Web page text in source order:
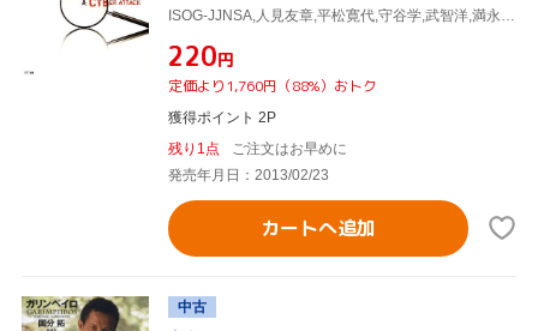
¥220円
定価より1,760円（88%）おトク
獲得ポイント 2P
残り1点
ご注文はお早めに
発売年月日：2013/02/23
カートへ追加
中古